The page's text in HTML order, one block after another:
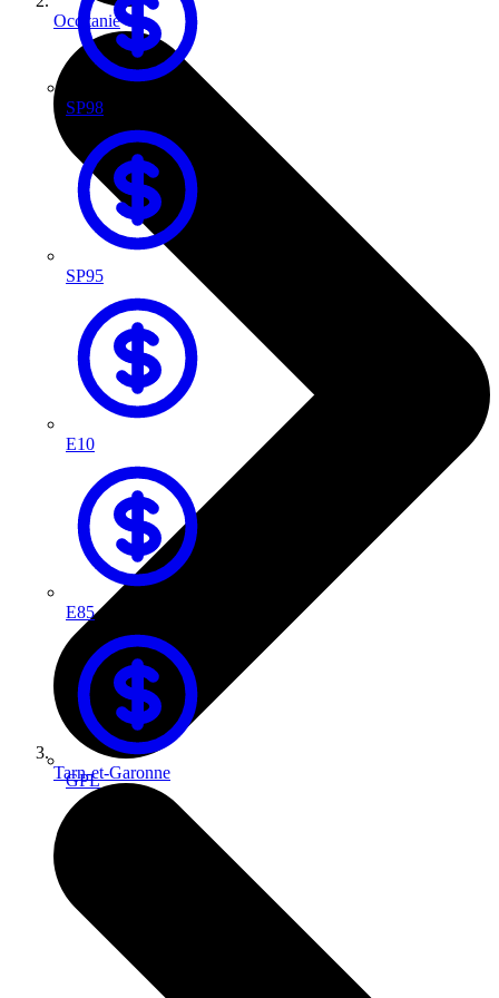
SP98
SP95
E10
E85
GPL
Occitanie
Tarn-et-Garonne